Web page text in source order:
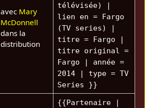
avec Mary
McDonnell
dans la
distribution
télévisée) |
lien en = Fargo
(TV series) |
titre = Fargo |
titre original =
Fargo | année =
2014 | type = TV
Series }}
{{Partenaire |